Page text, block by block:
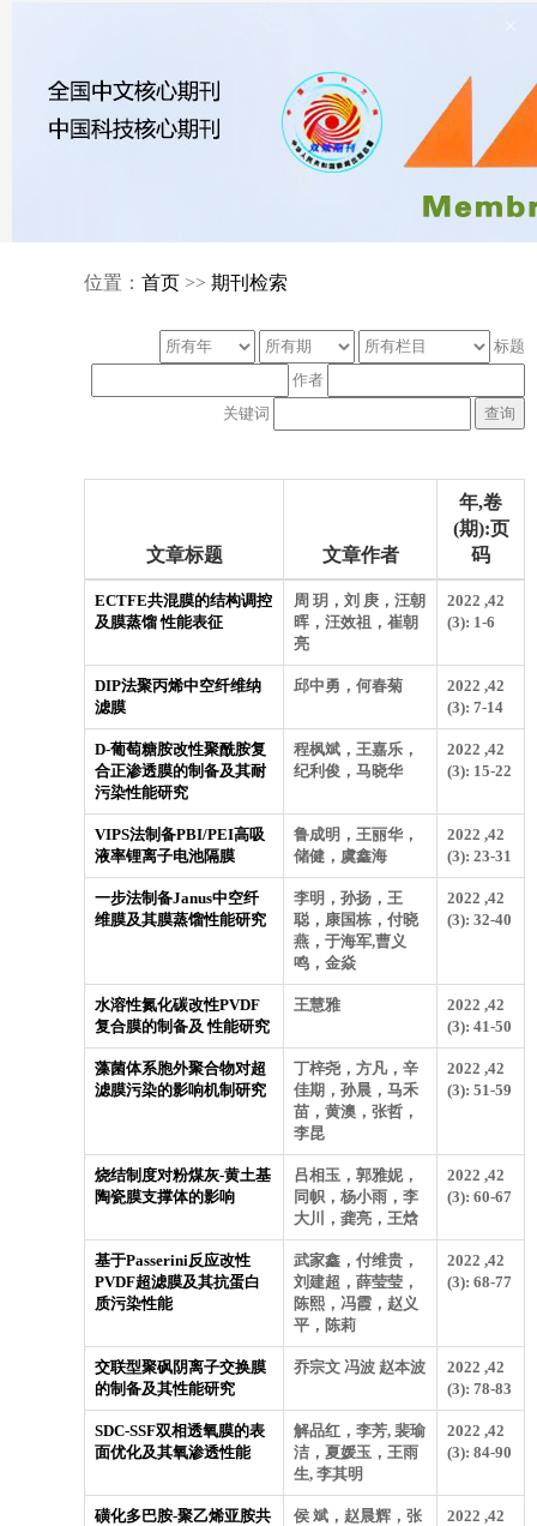
位置： 首页 >> 期刊检索
标题
作者
关键词
文章标题 文章作者
年,卷
(期):页
码
ECTFE共混膜的结构调控
及膜蒸馏 性能表征
周 玥，刘 庚，汪朝
晖，汪效祖，崔朝
亮
2022 ,42
(3): 1-6
DIP法聚丙烯中空纤维纳
滤膜
邱中勇，何春菊
2022 ,42
(3): 7-14
D-葡萄糖胺改性聚酰胺复
合正渗透膜的制备及其耐
污染性能研究
程枫斌，王嘉乐，
纪利俊，马晓华
2022 ,42
(3): 15-22
VIPS法制备PBI/PEI高吸
液率锂离子电池隔膜
鲁成明，王丽华，
储健，虞鑫海
2022 ,42
(3): 23-31
一步法制备Janus中空纤
维膜及其膜蒸馏性能研究
李明，孙扬，王
聪，康国栋，付晓
燕，于海军,曹义
鸣，金焱
2022 ,42
(3): 32-40
水溶性氮化碳改性PVDF
复合膜的制备及 性能研究
王慧雅
2022 ,42
(3): 41-50
藻菌体系胞外聚合物对超
滤膜污染的影响机制研究
丁梓尧，方凡，辛
佳期，孙晨，马禾
苗，黄澳，张哲，
李昆
2022 ,42
(3): 51-59
烧结制度对粉煤灰-黄土基
陶瓷膜支撑体的影响
吕相玉，郭雅妮，
同帜，杨小雨，李
大川，龚亮，王焓
2022 ,42
(3): 60-67
基于Passerini反应改性
PVDF超滤膜及其抗蛋白
质污染性能
武家鑫，付维贵，
刘建超，薛莹莹，
陈熙，冯霞，赵义
平，陈莉
2022 ,42
(3): 68-77
交联型聚砜阴离子交换膜
的制备及其性能研究
乔宗文 冯波 赵本波
2022 ,42
(3): 78-83
SDC-SSF双相透氧膜的表
面优化及其氧渗透性能
解品红，李芳, 裴瑜
洁，夏媛玉，王雨
生, 李其明
2022 ,42
(3): 84-90
磺化多巴胺-聚乙烯亚胺共
侯 斌，赵晨辉，张
2022 ,42